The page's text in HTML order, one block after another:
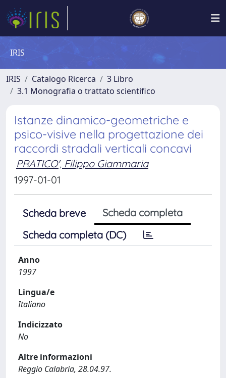
IRIS
IRIS Catalogo Ricerca
3 Libro
3.1 Monografia o trattato scientifico
Istanze dinamico-geometriche e
psico-visive nella progettazione dei
raccordi stradali verticali concavi
PRATICO', Filippo Giammaria
1997-01-01
Scheda breve
Scheda completa
Scheda completa (DC)
Anno
1997
Lingua/e
Italiano
Indicizzato
No
Altre informazioni
Reggio Calabria, 28.04.97.